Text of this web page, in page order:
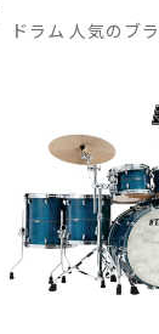
ドラム 人気のブ